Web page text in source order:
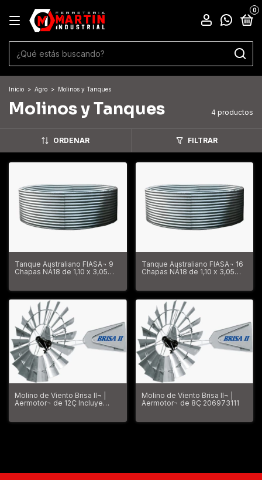
0
Inicio > Agro > Molinos y Tanques
Molinos y Tanques 4 productos
ORDENAR FILTRAR
Tanque Australiano FIASA¬ 9
Chapas NÁ18 de 1,10 x 3,05
Tanque Australiano FIASA¬ 16
Chapas NÁ18 de 1,10 x 3,05
Molino de Viento Brisa II¬ |
Aermotor¬ de 12Ç Incluye
Molino de Viento Brisa II¬ |
Aermotor¬ de 8Ç 206973111